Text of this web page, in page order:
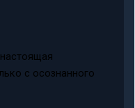
с осознанного